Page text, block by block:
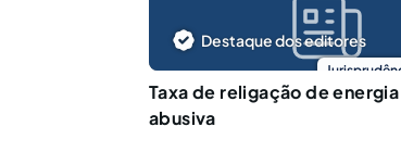
Destaque dos editores
Taxa de religação de
abusiva